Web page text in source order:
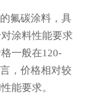
氟碳涂料，具
涂料性能要求
一般在120-
，价格相对较
能要求。